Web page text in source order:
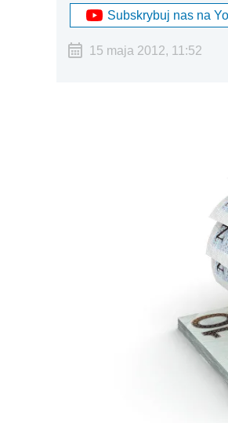
Subskrybuj nas na
15 maja 2012, 11:52